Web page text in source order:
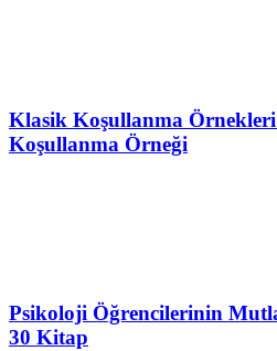
Klasik Koşullanma
Koşullanma Örneği
Psikoloji Öğrencilerinin
30 Kitap